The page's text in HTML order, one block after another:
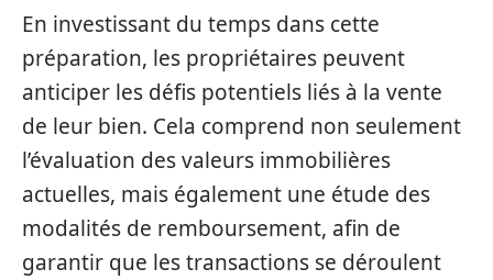
En investissant du temps dans cette
préparation, les propriétaires peuvent
anticiper les défis potentiels liés à la vente
de leur bien. Cela comprend non seulement
l’évaluation des valeurs immobilières
actuelles, mais également une étude des
modalités de remboursement, afin de
garantir que les transactions se déroulent